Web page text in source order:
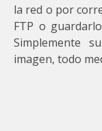
la red o por
FTP o
Simplemente
imagen, todo